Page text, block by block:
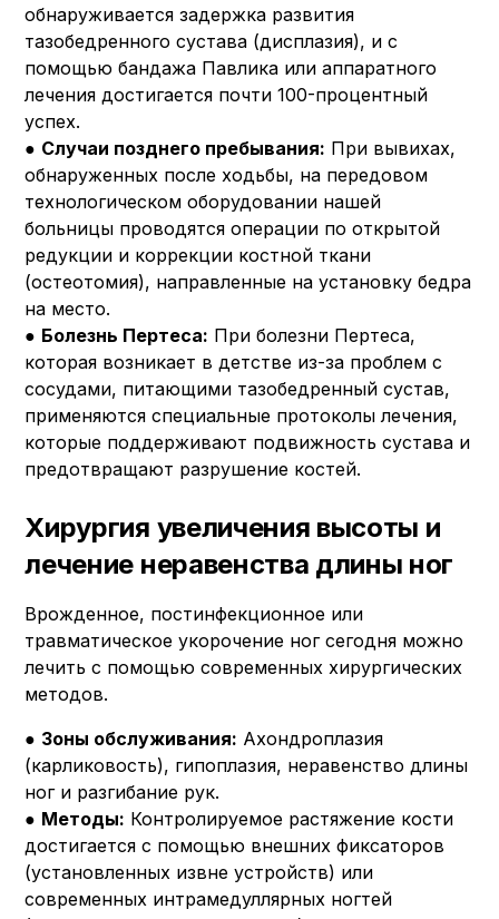
обнаруживается задержка развития
тазобедренного сустава (дисплазия), и с
помощью бандажа Павлика или аппаратного
лечения достигается почти 100-процентный
успех.
● Случаи позднего пребывания: При вывихах,
обнаруженных после ходьбы, на передовом
технологическом оборудовании нашей
больницы проводятся операции по открытой
редукции и коррекции костной ткани
(остеотомия), направленные на установку бедра
на место.
● Болезнь Пертеса: При болезни Пертеса,
которая возникает в детстве из-за проблем с
сосудами, питающими тазобедренный сустав,
применяются специальные протоколы лечения,
которые поддерживают подвижность сустава и
предотвращают разрушение костей.
Хирургия увеличения высоты и
лечение неравенства длины ног
Врожденное, постинфекционное или
травматическое укорочение ног сегодня можно
лечить с помощью современных хирургических
методов.
● Зоны обслуживания: Ахондроплазия
(карликовость), гипоплазия, неравенство длины
ног и разгибание рук.
● Методы: Контролируемое растяжение кости
достигается с помощью внешних фиксаторов
(установленных извне устройств) или
современных интрамедуллярных ногтей